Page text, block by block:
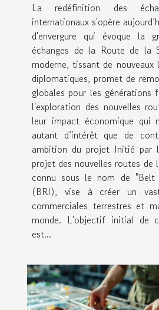
La redéfinition des
internationaux s'opère
d'envergure qui évoque la
échanges de la Route de la
moderne, tissant de
diplomatiques, promet de
globales pour les générations
l'exploration des nouvelles
leur impact économique qui
autant d’intérêt que de
ambition du projet Initié par
projet des nouvelles routes
connu sous le nom de "Belt
(BRI), vise à créer un
commerciales terrestres et
monde. L'objectif initial de
est...